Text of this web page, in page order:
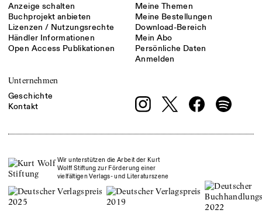
Anzeige schalten
Buchprojekt anbieten
Lizenzen / Nutzungsrechte
Händler Informationen
Open Access Publikationen
Meine Themen
Meine Bestellungen
Download-Bereich
Mein Abo
Persönliche Daten
Anmelden
Unternehmen
Geschichte
Kontakt
Wir unterstützen die Arbeit der Kurt
Wolff Stiftung zur Förderung einer
vielfältigen Verlags- und Literaturszene